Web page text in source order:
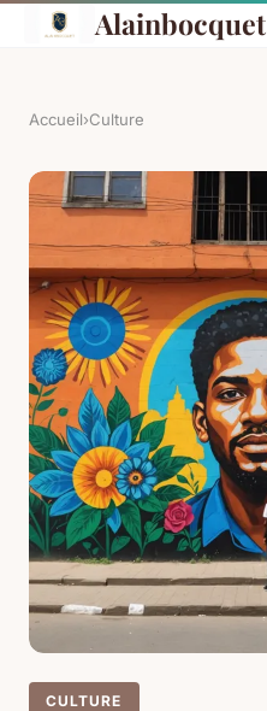
Alainbocquet
Accueil›Culture
CULTURE